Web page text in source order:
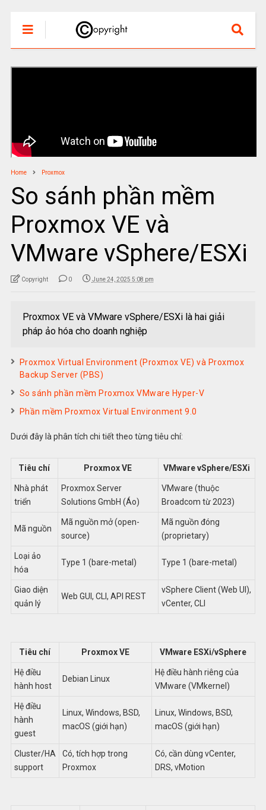
Home Proxmox
So sánh phần mềm
Proxmox VE và
VMware vSphere/ESXi
Copyright 0 June 24, 2025 5:08 pm
Proxmox VE và VMware vSphere/ESXi là hai giải
pháp ảo hóa cho doanh nghiệp
Proxmox Virtual Environment (Proxmox VE) và Proxmox
Backup Server (PBS)
So sánh phần mềm Proxmox VMware Hyper-V
Phần mềm Proxmox Virtual Environment 9.0
Dưới đây là phân tích chi tiết theo từng tiêu chí:
Tiêu chí Proxmox VE VMware vSphere/ESXi
Nhà phát
triển
Proxmox Server
Solutions GmbH (Áo)
VMware (thuộc
Broadcom từ 2023)
Mã nguồn
Mã nguồn mở (open-
source)
Mã nguồn đóng
(proprietary)
Loại ảo
hóa
Type 1 (bare-metal) Type 1 (bare-metal)
Giao diện
quản lý
Web GUI, CLI, API REST
vSphere Client (Web UI),
vCenter, CLI
Tiêu chí Proxmox VE VMware ESXi/vSphere
Hệ điều
hành host
Debian Linux
Hệ điều hành riêng của
VMware (VMkernel)
Hệ điều
hành
guest
Linux, Windows, BSD,
macOS (giới hạn)
Linux, Windows, BSD,
macOS (giới hạn)
Cluster/HA
support
Có, tích hợp trong
Proxmox
Có, cần dùng vCenter,
DRS, vMotion